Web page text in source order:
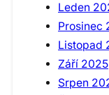
Leden
Prosinec
Listopad
Září 2025
Srpen